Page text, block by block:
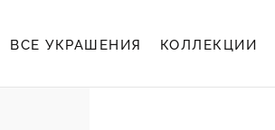
ВСЕ УКРАШЕНИЯ КОЛЛЕКЦИИ